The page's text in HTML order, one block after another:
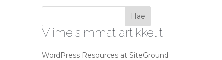
Viimeisimmät artikkelit
WordPress Resources at SiteGround